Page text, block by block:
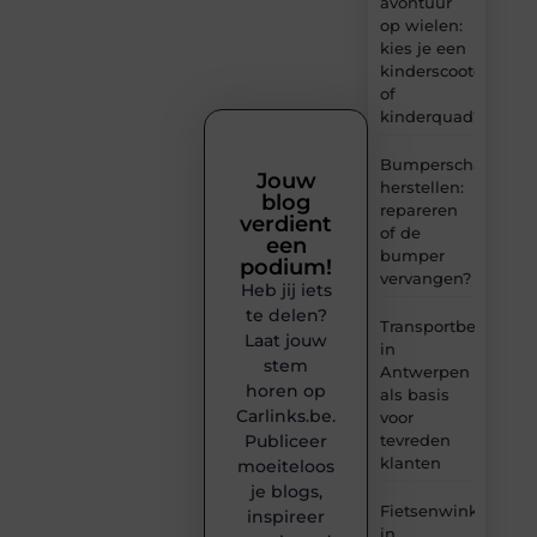
op wielen:
kies je een
kinderscooter
of
kinderquad?
Bumperschade
herstellen:
repareren
of de
bumper
vervangen?
Transportbedrijf
in
Antwerpen
als basis
voor
tevreden
klanten
Fietsenwinkel
Jouw
blog
verdient
een
podium!
Heb jij iets
te delen?
Laat jouw
stem
horen op
Carlinks.be.
Publiceer
moeiteloos
je blogs,
inspireer